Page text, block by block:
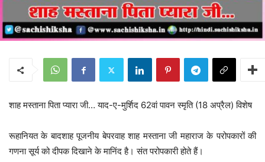
शाह मस्ताना पिता प्यारा जी… याद-ए-मुर्शिद 62वां पावन स्मृति (18 अप्रैल) विशेष
रूहानियत के बादशाह पूजनीय बेपरवाह शाह मस्ताना जी महाराज के परोपकारों की
गणना सूर्य को दीपक दिखाने के मानिंद है। संत परोपकारी होते हैं।